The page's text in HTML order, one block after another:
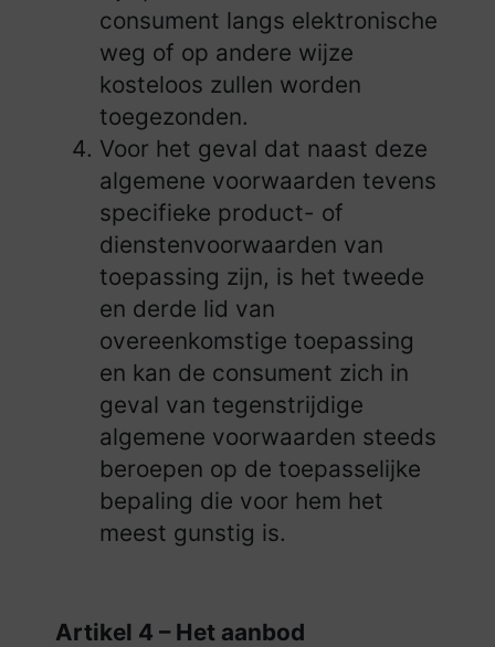
consument langs elektronische
weg of op andere wijze
kosteloos zullen worden
toegezonden.
Voor het geval dat naast deze
algemene voorwaarden tevens
specifieke product- of
dienstenvoorwaarden van
toepassing zijn, is het tweede
en derde lid van
overeenkomstige toepassing
en kan de consument zich in
geval van tegenstrijdige
algemene voorwaarden steeds
beroepen op de toepasselijke
bepaling die voor hem het
meest gunstig is.
Artikel 4 – Het aanbod